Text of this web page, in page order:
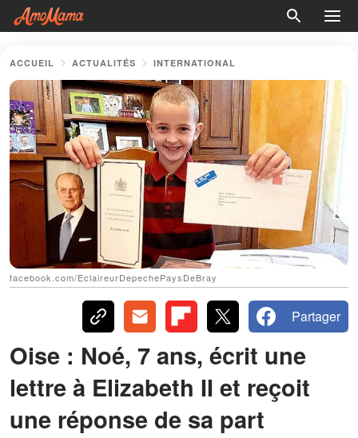
ACCUEIL ACTUALITÉS INTERNATIONAL
facebook.com/EclaireurDepechePaysDeBray
Partager
Oise : Noé, 7 ans, écrit une
lettre à Elizabeth II et reçoit
une réponse de sa part